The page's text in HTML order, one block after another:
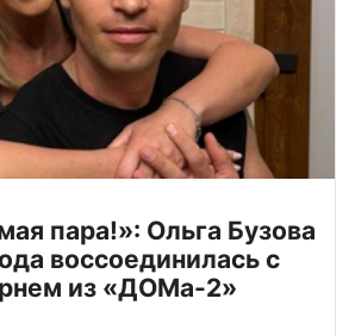
пара!»: Ольга Бузова
воссоединилась с
из «ДОМа-2»